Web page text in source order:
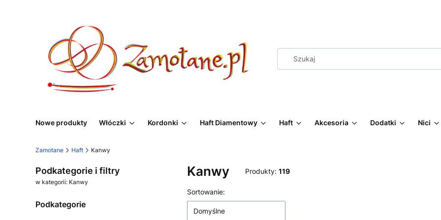
Nowe produkty Włóczki Kordonki Haft Diamentowy Haft Akcesoria Dodatki Nici
Zamotane Haft Kanwy
Podkategorie i filtry
w kategorii: Kanwy
Podkategorie
Kanwy Produkty: 119
Lista produktów
Sortowanie:
Domyślne